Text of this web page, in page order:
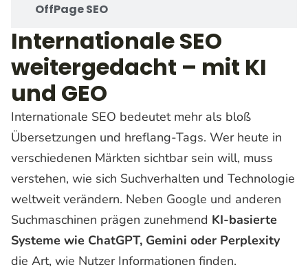
OffPage SEO
Internationale SEO
weitergedacht – mit KI
und GEO
Internationale SEO bedeutet mehr als bloß
Übersetzungen und hreflang-Tags. Wer heute in
verschiedenen Märkten sichtbar sein will, muss
verstehen, wie sich Suchverhalten und Technologie
weltweit verändern. Neben Google und anderen
Suchmaschinen prägen zunehmend KI-basierte
Systeme wie ChatGPT, Gemini oder Perplexity
die Art, wie Nutzer Informationen finden.